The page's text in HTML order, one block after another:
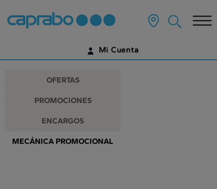
Promociones
y
descuentos
en
nuestros
supermercados
contenido
página
Mi Cuenta
¿AÚN NO TIENES UNA CUENTA DIGITAL?
OFERTAS
PROMOCIONES
ENCARGOS
MECÁNICA PROMOCIONAL